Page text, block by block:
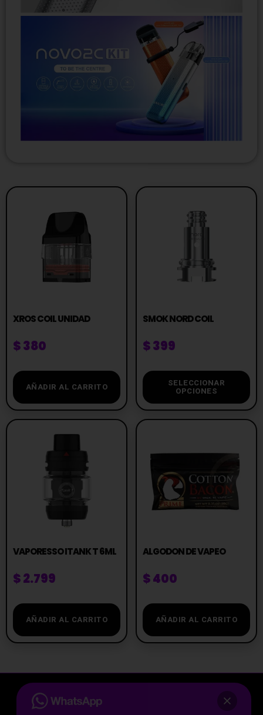
XROS COIL UNIDAD
$380
AÑADIR AL CARRITO
SMOK NORD COIL
$399
SELECCIONAR
OPCIONES
VAPORESSO ITANK T 6ML
$2.799
AÑADIR AL CARRITO
ALGODON DE VAPEO
$400
AÑADIR AL CARRITO
Te asesoramos antes de comprar